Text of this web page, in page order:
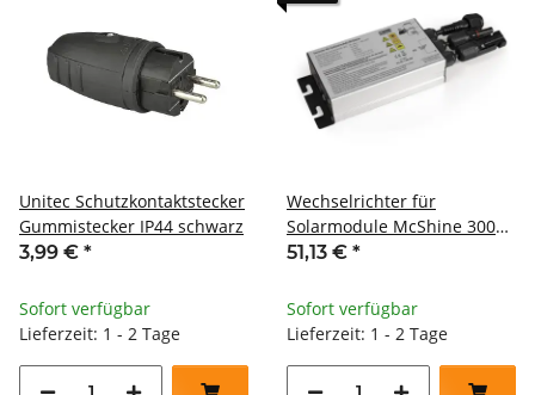
Unitec Schutzkontaktstecker
Gummistecker IP44 schwarz
3,99 € *
Sofort verfügbar
Lieferzeit: 1 - 2 Tage
Wechselrichter für
Solarmodule McShine 300W
5m Kabel
51,13 € *
Sofort verfügbar
Lieferzeit: 1 - 2 Tage